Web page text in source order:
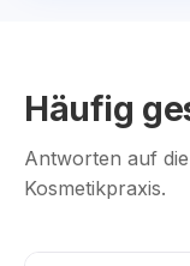
Häufig
Antworten auf
Kosmetikpraxis.